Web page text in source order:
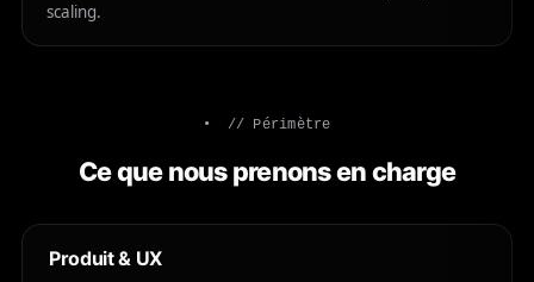
scaling.
// Périmètre
Ce que nous prenons en charge
Produit & UX